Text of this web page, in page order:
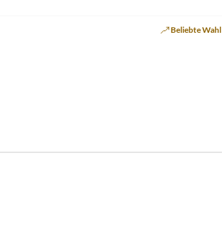
Beliebte Wahl